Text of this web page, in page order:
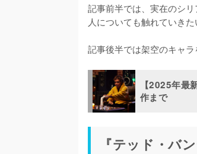
記事前半では、実在のシ
人についても触れていきた
記事後半では架空のキャ
【2025年最
作まで
『テッド・バ